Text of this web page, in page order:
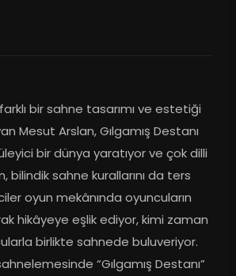
bir sahne tasarımı ve estetiği
Mesut Arslan, Gılgamış Destanı
bir dünya yaratıyor ve çok dilli
bilindik sahne kurallarını da ters
oyun mekânında oyuncuların
hikâyeye eşlik ediyor, kimi zaman
birlikte sahnede buluveriyor.
“Gılgamış Destanı”